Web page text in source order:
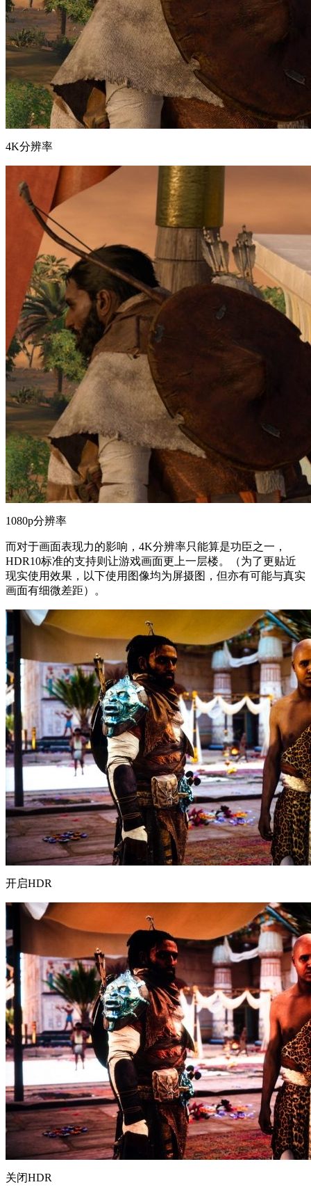
4K分辨率
1080p分辨率
而对于画面表现力的影响，4K分辨率只能算是功臣之一，
HDR10标准的支持则让游戏画面更上一层楼。（为了更贴近
现实使用效果，以下使用图像均为屏摄图，但亦有可能与真实
画面有细微差距）。
开启HDR
关闭HDR